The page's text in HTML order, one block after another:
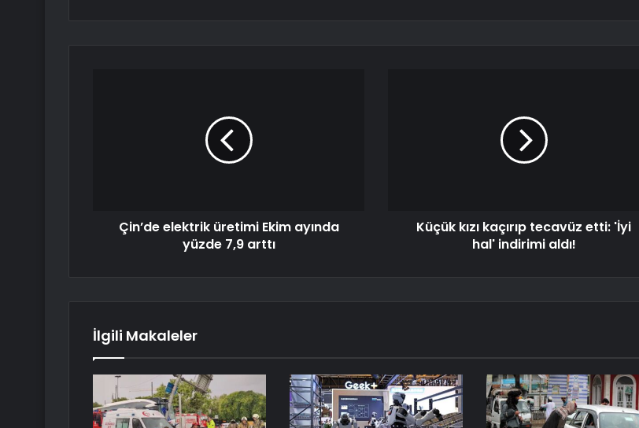
Çin’de elektrik üretimi Ekim ayında
yüzde 7,9 arttı
Küçük kızı kaçırıp tecavüz etti: 'İyi
hal' indirimi aldı!
İlgili Makaleler